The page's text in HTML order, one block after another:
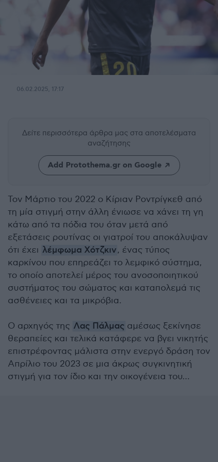
06.02.2025, 17:17
Δείτε περισσότερα άρθρα μας στα αποτελέσματα
αναζήτησης
Add Protothema.gr on Google
Τον Μάρτιο του 2022 ο Κίριαν Ροντρίγκεθ από
τη μία στιγμή στην άλλη ένιωσε να χάνει τη γη
κάτω από τα πόδια του όταν μετά από
εξετάσεις ρουτίνας οι γιατροί του αποκάλυψαν
ότι έχει λέμφωμα Χότζκιν, ένας τύπος
καρκίνου που επηρεάζει το λεμφικό σύστημα,
το οποίο αποτελεί μέρος του ανοσοποιητικού
συστήματος του σώματος και καταπολεμά τις
ασθένειες και τα μικρόβια.
Ο αρχηγός της Λας Πάλμας αμέσως ξεκίνησε
θεραπείες και τελικά κατάφερε να βγει νικητής
επιστρέφοντας μάλιστα στην ενεργό δράση τον
Απρίλιο του 2023 σε μια άκρως συγκινητική
στιγμή για τον ίδιο και την οικογένεια του...